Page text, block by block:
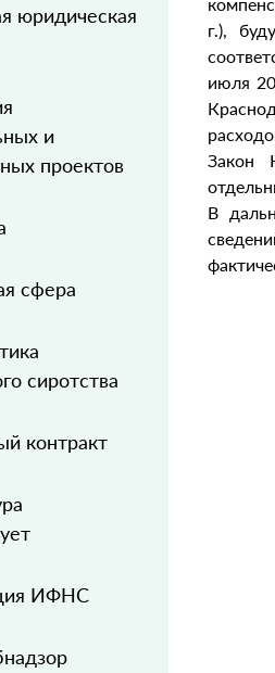
юридическая
и
проектов
сфера
сиротства
контракт
ИФНС
г.),
июля
Закон
В